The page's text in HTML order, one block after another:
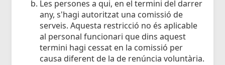
Les persones a qui, en el termini del darrer
any, s'hagi autoritzat una comissió de
serveis. Aquesta restricció no és aplicable
al personal funcionari que dins aquest
termini hagi cessat en la comissió per
causa diferent de la de renúncia voluntària.